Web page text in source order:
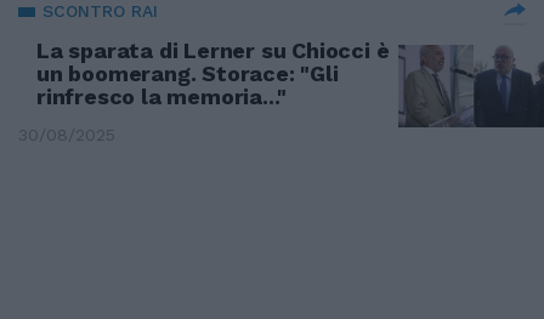
SCONTRO RAI
La sparata di Lerner su Chiocci è
un boomerang. Storace: "Gli
rinfresco la memoria..."
30/08/2025